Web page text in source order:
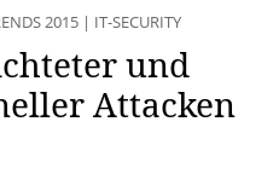
2015 | IT-SECURITY
und
Attacken